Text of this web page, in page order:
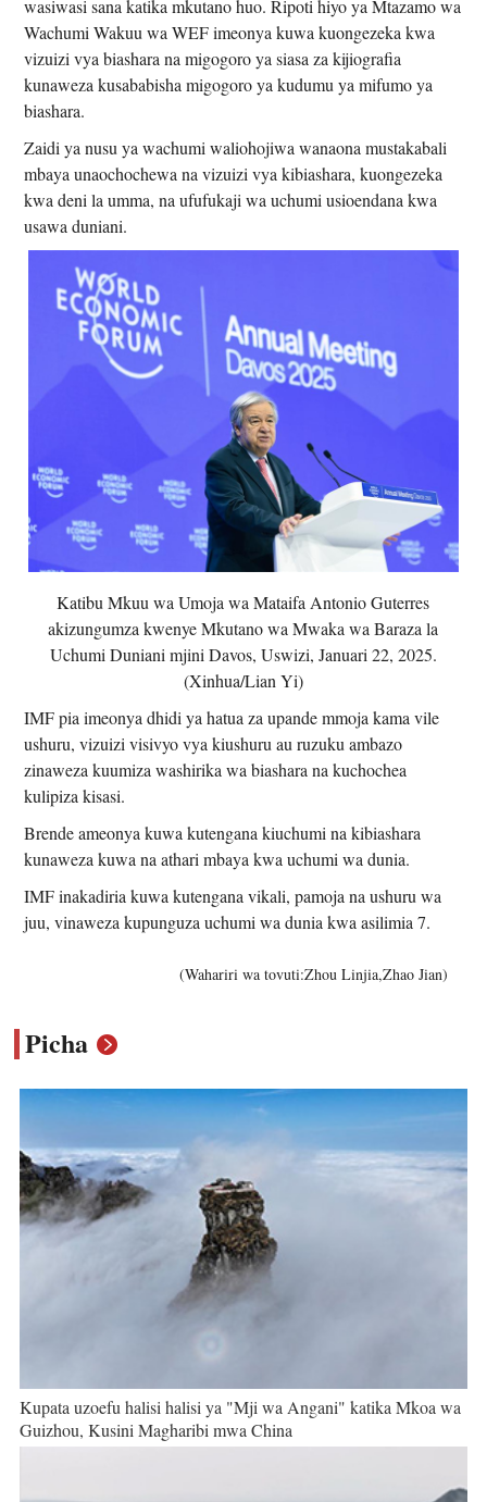
wasiwasi sana katika mkutano huo. Ripoti hiyo ya Mtazamo wa
Wachumi Wakuu wa WEF imeonya kuwa kuongezeka kwa
vizuizi vya biashara na migogoro ya siasa za kijiografia
kunaweza kusababisha migogoro ya kudumu ya mifumo ya
biashara.
Zaidi ya nusu ya wachumi waliohojiwa wanaona mustakabali
mbaya unaochochewa na vizuizi vya kibiashara, kuongezeka
kwa deni la umma, na ufufukaji wa uchumi usioendana kwa
usawa duniani.
Katibu Mkuu wa Umoja wa Mataifa Antonio Guterres
akizungumza kwenye Mkutano wa Mwaka wa Baraza la
Uchumi Duniani mjini Davos, Uswizi, Januari 22, 2025.
(Xinhua/Lian Yi)
IMF pia imeonya dhidi ya hatua za upande mmoja kama vile
ushuru, vizuizi visivyo vya kiushuru au ruzuku ambazo
zinaweza kuumiza washirika wa biashara na kuchochea
kulipiza kisasi.
Brende ameonya kuwa kutengana kiuchumi na kibiashara
kunaweza kuwa na athari mbaya kwa uchumi wa dunia.
IMF inakadiria kuwa kutengana vikali, pamoja na ushuru wa
juu, vinaweza kupunguza uchumi wa dunia kwa asilimia 7.
(Wahariri wa tovuti:Zhou Linjia,Zhao Jian)
Picha
Kupata uzoefu halisi halisi ya "Mji wa Angani" katika Mkoa wa
Guizhou, Kusini Magharibi mwa China